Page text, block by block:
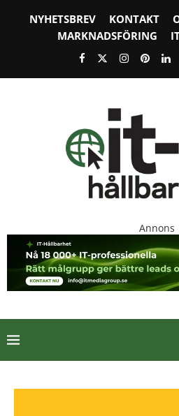
NYHETSBREV KONTAKT
MARKNADSFÖRING
Annons